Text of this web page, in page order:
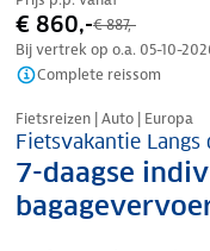
€ 860,-€ 887,-
Bij vertrek op o.a. 05-10-
Complete reissom
Nazomer korting
Fietsreizen | Auto | Europa
Fietsvakantie Langs
7-daagse